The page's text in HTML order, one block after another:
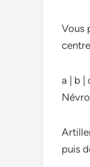
Vous
a | b |
puis